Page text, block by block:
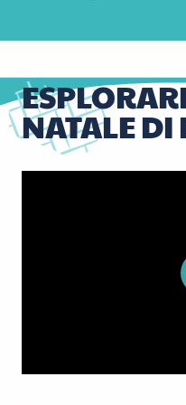
NATALE DI